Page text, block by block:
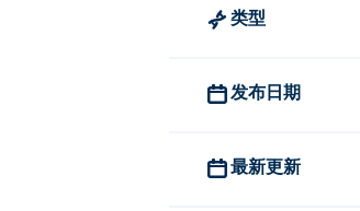
类型
发布日期
最新更新